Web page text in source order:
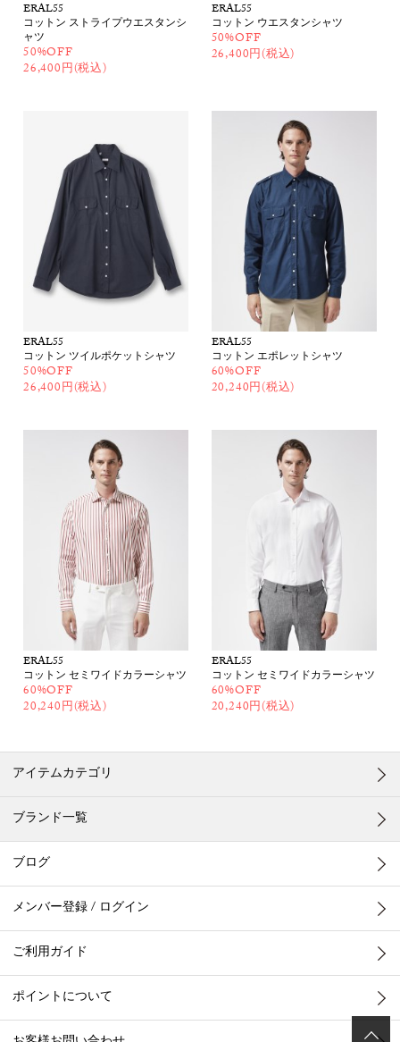
ERAL55
コットン ストライプウエスタンシ
ャツ
50%OFF
26,400円(税込)
ERAL55
コットン ウエスタンシャツ
50%OFF
26,400円(税込)
ERAL55
コットン ツイルポケットシャツ
50%OFF
26,400円(税込)
ERAL55
コットン エポレットシャツ
60%OFF
20,240円(税込)
ERAL55
コットン セミワイドカラーシャツ
60%OFF
20,240円(税込)
ERAL55
コットン セミワイドカラーシャツ
60%OFF
20,240円(税込)
アイテムカテゴリ
ブランド一覧
ブログ
メンバー登録 / ログイン
ご利用ガイド
ポイントについて